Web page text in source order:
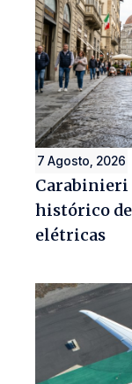
7 Agosto, 2026
Carabinieri
histórico
elétricas